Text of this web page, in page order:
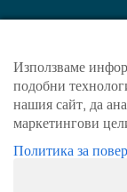
+359 879
© 2024
Използваме
подобни
нашия сайт, да
маркетингови
Политика за